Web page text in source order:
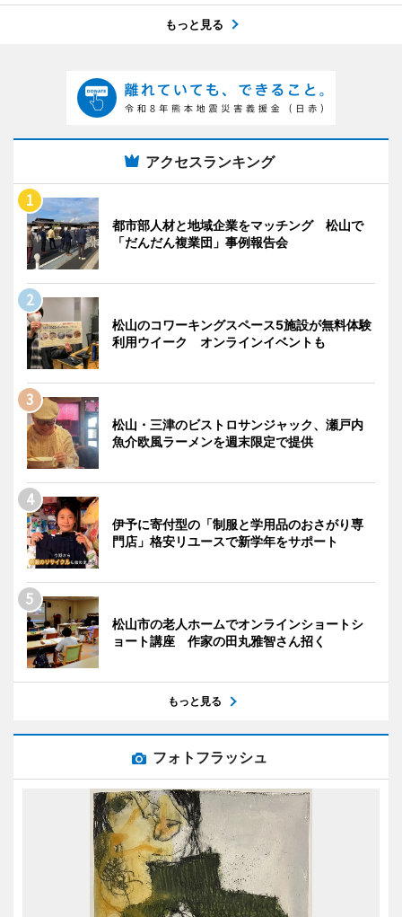
もっと見る
アクセスランキング
都市部人材と地域企業をマッチング 松山で
「だんだん複業団」事例報告会
松山のコワーキングスペース5施設が無料体験
利用ウイーク オンラインイベントも
松山・三津のビストロサンジャック、瀬戸内
魚介欧風ラーメンを週末限定で提供
伊予に寄付型の「制服と学用品のおさがり専
門店」格安リユースで新学年をサポート
松山市の老人ホームでオンラインショートシ
ョート講座 作家の田丸雅智さん招く
もっと見る
フォトフラッシュ